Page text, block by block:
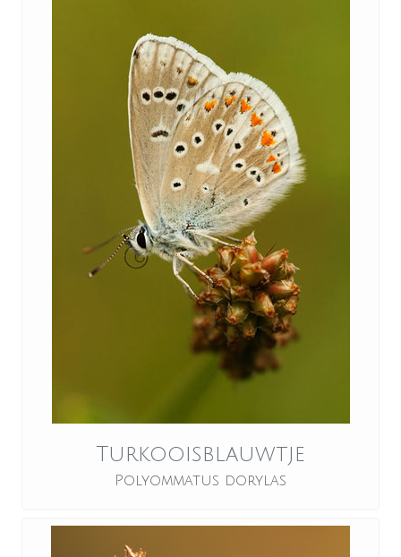
Turkooisblauwtje
Polyommatus dorylas